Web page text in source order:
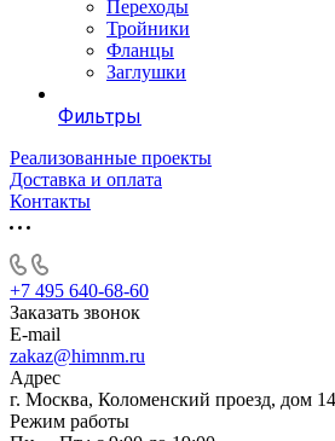
Переходы
Тройники
Фланцы
Заглушки
Фильтры
Реализованные проекты
Доставка и оплата
Контакты
+7 495 640-68-60
Заказать звонок
E-mail
zakaz@himnm.ru
Адрес
г. Москва, Коломенский проезд, дом
Режим работы